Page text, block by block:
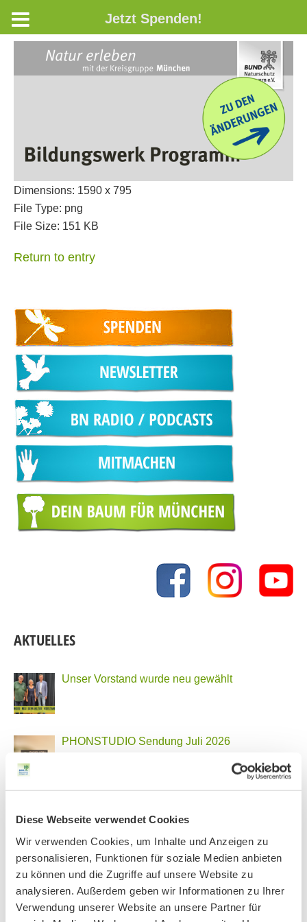
Diese Webseite verwendet Cookies
Wir verwenden Cookies, um Inhalte und Anzeigen zu
personalisieren, Funktionen für soziale Medien anbieten
zu können und die Zugriffe auf unsere Website zu
analysieren. Außerdem geben wir Informationen zu Ihrer
Verwendung unserer Website an unsere Partner für
Dimensions: 1590 x 795
File Type: png
File Size: 151 KB
Return to entry
AKTUELLES
Unser Vorstand wurde neu gewählt
PHONSTUDIO Sendung Juli 2026
Ankündigung Jahres-Mitgliederversammlung
Jetzt Spenden!